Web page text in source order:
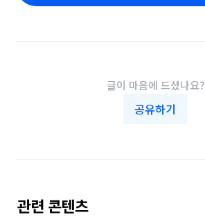
글이 마음에 드셨나요?
공유하기
관련 콘텐츠